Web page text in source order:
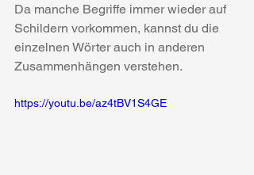
Da manche Begriffe immer wieder auf
Schildern vorkommen, kannst du die
einzelnen Wörter auch in anderen
Zusammenhängen verstehen.
https://youtu.be/az4tBV1S4GE